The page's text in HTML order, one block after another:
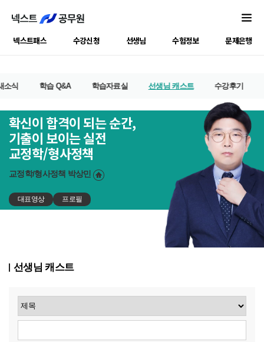
넥스트패스 수강신청 선생님 수험정보 문제은행
소식 학습 Q&A 학습자료실 선생님 캐스트 수강후기
확신이 합격이 되는 순간,
기출이 보이는 실전
교정학/형사정책
교정학/형사정책 박상민
대표영상 프로필
선생님 캐스트